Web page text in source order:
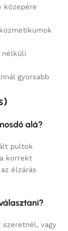
közepére
nélküli
gyorsabb
alá?
pultok
korrekt
élzárás
vagy